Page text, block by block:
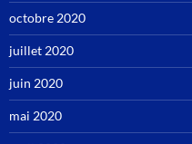
octobre 2020
juillet 2020
juin 2020
mai 2020